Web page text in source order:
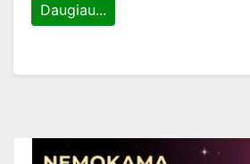
Daugiau...